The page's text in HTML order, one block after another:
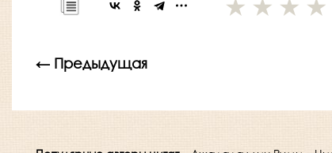
← Предыдущая